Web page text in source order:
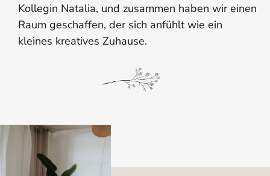
Kollegin Natalia, und zusammen haben wir einen
Raum geschaffen, der sich anfühlt wie ein
kleines kreatives Zuhause.